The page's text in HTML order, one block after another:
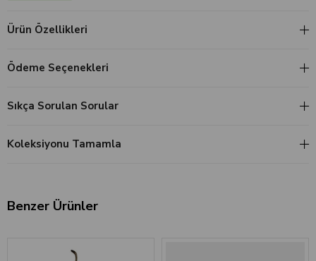
Ürün Özellikleri
Ödeme Seçenekleri
Sıkça Sorulan Sorular
Koleksiyonu Tamamla
Benzer Ürünler